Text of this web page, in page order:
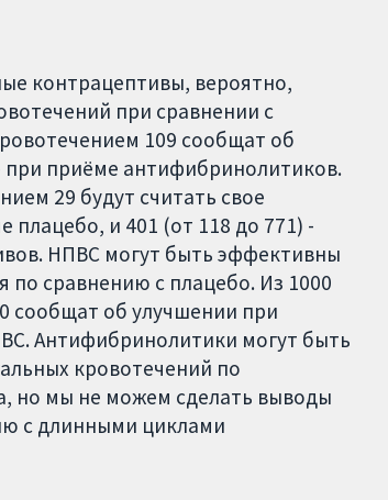
контрацептивы, вероятно,
при сравнении с
109 сообщат об
при приёме антифибринолитиков.
29 будут считать свое
и 401 (от 118 до 771) -
НПВС могут быть эффективны
по сравнению с плацебо. Из 1000
сообщат об улучшении при
Антифибринолитики могут быть
кровотечений по
но мы не можем сделать выводы
с длинными циклами